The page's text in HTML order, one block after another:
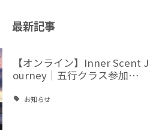
最新記事
【オンライン】Inner Scent J
ourney｜五行クラス参加…
お知らせ